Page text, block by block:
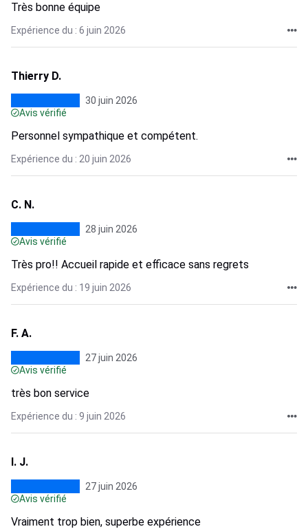
Très bonne équipe
Expérience du : 6 juin 2026
Thierry D.
30 juin 2026
Avis vérifié
Personnel sympathique et compétent.
Expérience du : 20 juin 2026
C. N.
28 juin 2026
Avis vérifié
Très pro!! Accueil rapide et efficace sans regrets
Expérience du : 19 juin 2026
F. A.
27 juin 2026
Avis vérifié
très bon service
Expérience du : 9 juin 2026
I. J.
27 juin 2026
Avis vérifié
Vraiment trop bien, superbe expérience